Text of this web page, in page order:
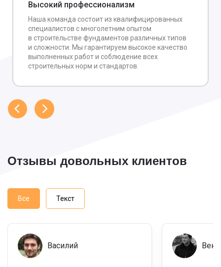
Высокий профессионализм
Наша команда состоит из квалифицированных
специалистов с многолетним опытом
в строительстве фундаментов различных типов
и сложности. Мы гарантируем высокое качество
выполненных работ и соблюдение всех
строительных норм и стандартов.
Отзывы довольных клиентов
Все Текст
Василий